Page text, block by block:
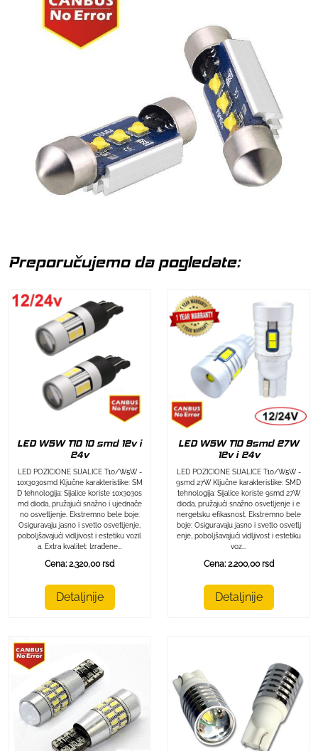
Preporučujemo da pogledate:
LED W5W T10 10 smd 12v i
24v
LED POZICIONE SIJALICE T10/W5W -
10x3030smd Ključne karakteristike: SM
D tehnologija: Sijalice koriste 10x3030s
md dioda, pružajući snažno i ujednače
no osvetljenje. Ekstremno bele boje:
Osiguravaju jasno i svetlo osvetljenje,
poboljšavajući vidljivost i estetiku vozil
a. Extra kvalitet: Izrađene...
Cena: 2.320,00 rsd
Detaljnije
LED W5W T10 9smd 27W
12v i 24v
LED POZICIONE SIJALICE T10/W5W -
9smd 27W Ključne karakteristike: SMD
tehnologija: Sijalice koriste 9smd 27W
dioda, pružajući snažno osvetljenje i e
nergetsku efikasnost. Ekstremno bele
boje: Osiguravaju jasno i svetlo osvetlj
enje, poboljšavajući vidljivost i estetiku
voz...
Cena: 2.200,00 rsd
Detaljnije